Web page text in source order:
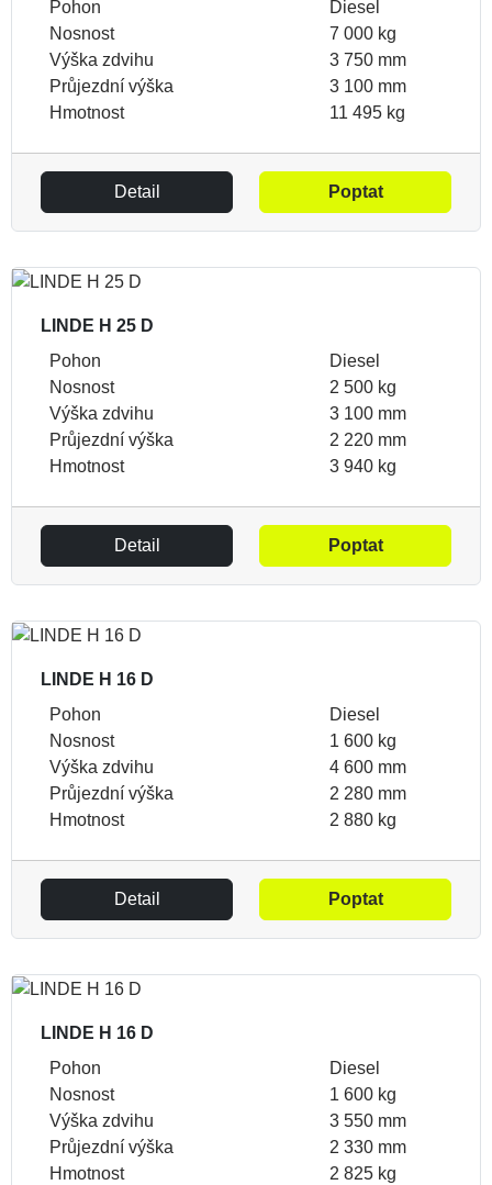
Pohon
Diesel
Nosnost
7 000 kg
Výška zdvihu
3 750 mm
Průjezdní výška
3 100 mm
Hmotnost
11 495 kg
Detail Poptat
LINDE H 25 D
Pohon
Diesel
Nosnost
2 500 kg
Výška zdvihu
3 100 mm
Průjezdní výška
2 220 mm
Hmotnost
3 940 kg
Detail Poptat
LINDE H 16 D
Pohon
Diesel
Nosnost
1 600 kg
Výška zdvihu
4 600 mm
Průjezdní výška
2 280 mm
Hmotnost
2 880 kg
Detail Poptat
LINDE H 16 D
Pohon
Diesel
Nosnost
1 600 kg
Výška zdvihu
3 550 mm
Průjezdní výška
2 330 mm
Hmotnost
2 825 kg